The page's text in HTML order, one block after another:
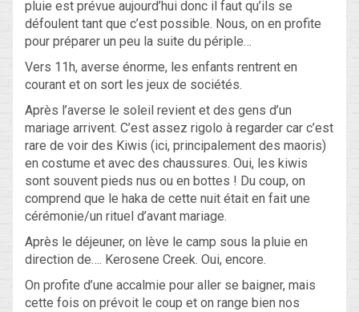
pluie est prévue aujourd’hui donc il faut qu’ils se
défoulent tant que c’est possible. Nous, on en profite
pour préparer un peu la suite du périple…
Vers 11h, averse énorme, les enfants rentrent en
courant et on sort les jeux de sociétés.
Après l’averse le soleil revient et des gens d’un
mariage arrivent. C’est assez rigolo à regarder car c’est
rare de voir des Kiwis (ici, principalement des maoris)
en costume et avec des chaussures. Oui, les kiwis
sont souvent pieds nus ou en bottes ! Du coup, on
comprend que le haka de cette nuit était en fait une
cérémonie/un rituel d’avant mariage.
Après le déjeuner, on lève le camp sous la pluie en
direction de…. Kerosene Creek. Oui, encore.
On profite d’une accalmie pour aller se baigner, mais
cette fois on prévoit le coup et on range bien nos